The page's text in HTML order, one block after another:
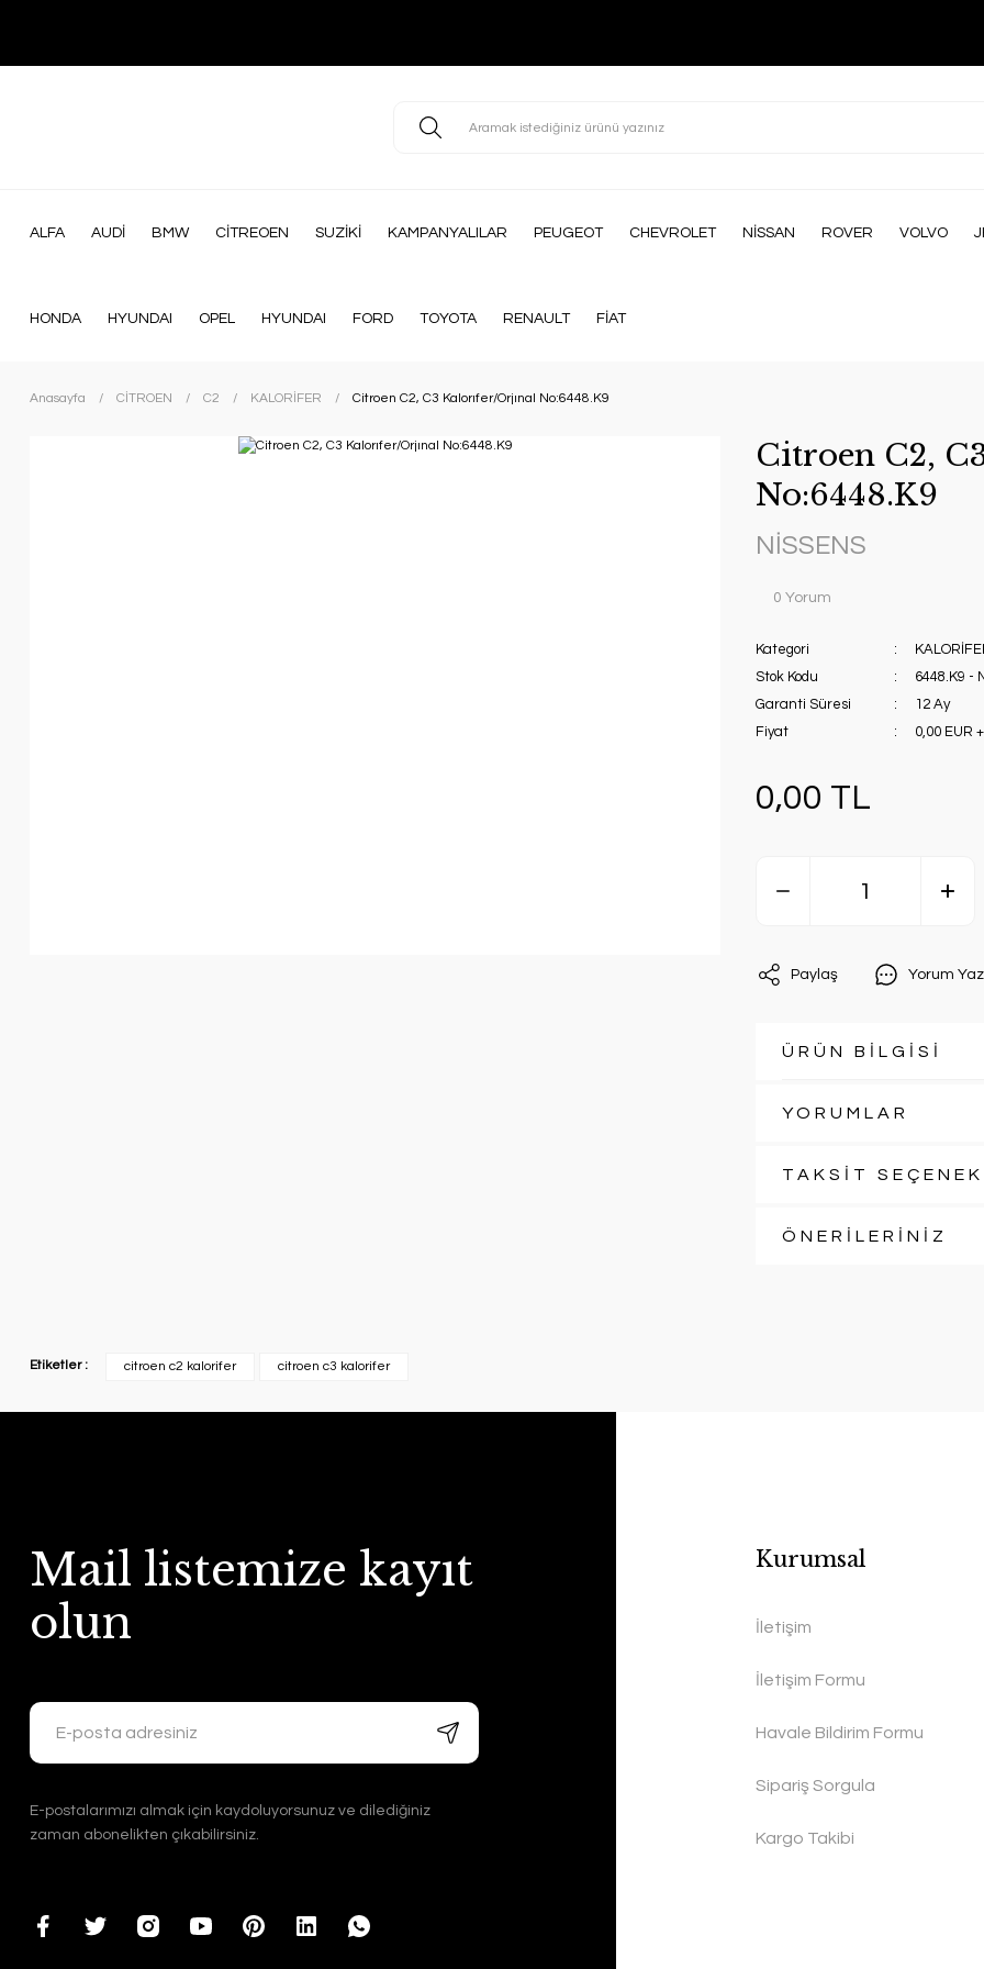
ALFA AUDİ BMW CİTREOEN SUZİKİ KAMPANYALILAR PEUGEOT CHEVROLET NİSSAN ROVER VOLVO
HONDA HYUNDAI OPEL HYUNDAI FORD TOYOTA RENAULT FİAT
Anasayfa CİTROEN C2 KALORİFER Citroen C2, C3 Kalorıfer/Orjınal No:6448.K9
Citroen C2,
No:6448.K9
NİSSENS
0 Yorum
Kategori
Stok Kodu
6448.K9 -
Garanti Süresi
12 Ay
Fiyat
0,00 EUR
0,00 TL
Paylaş Yorum Yaz
ÜRÜN BİLGİSİ
YORUMLAR
TAKSİT
ÖNERİLERİNİZ
Etiketler : citroen c2 kalorifer citroen c3 kalorifer
Mail listemize kayıt
olun
E-postalarımızı almak için kaydoluyorsunuz ve dilediğiniz
zaman abonelikten çıkabilirsiniz.
Kurumsal
İletişim
İletişim Formu
Havale Bildirim Formu
Sipariş Sorgula
Kargo Takibi